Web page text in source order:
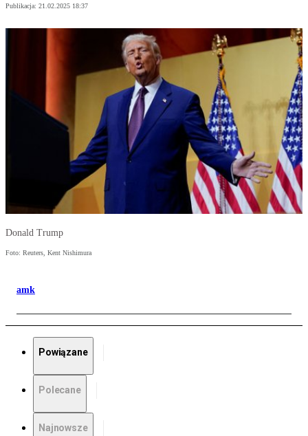
Publikacja: 21.02.2025 18:37
Donald Trump
Foto: Reuters, Kent Nishimura
amk
Powiązane
Polecane
Najnowsze